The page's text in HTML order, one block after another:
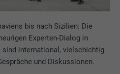
bis nach Sizilien: Die
Experten-Dialog in
sind international, vielschichtig
und Diskussionen.